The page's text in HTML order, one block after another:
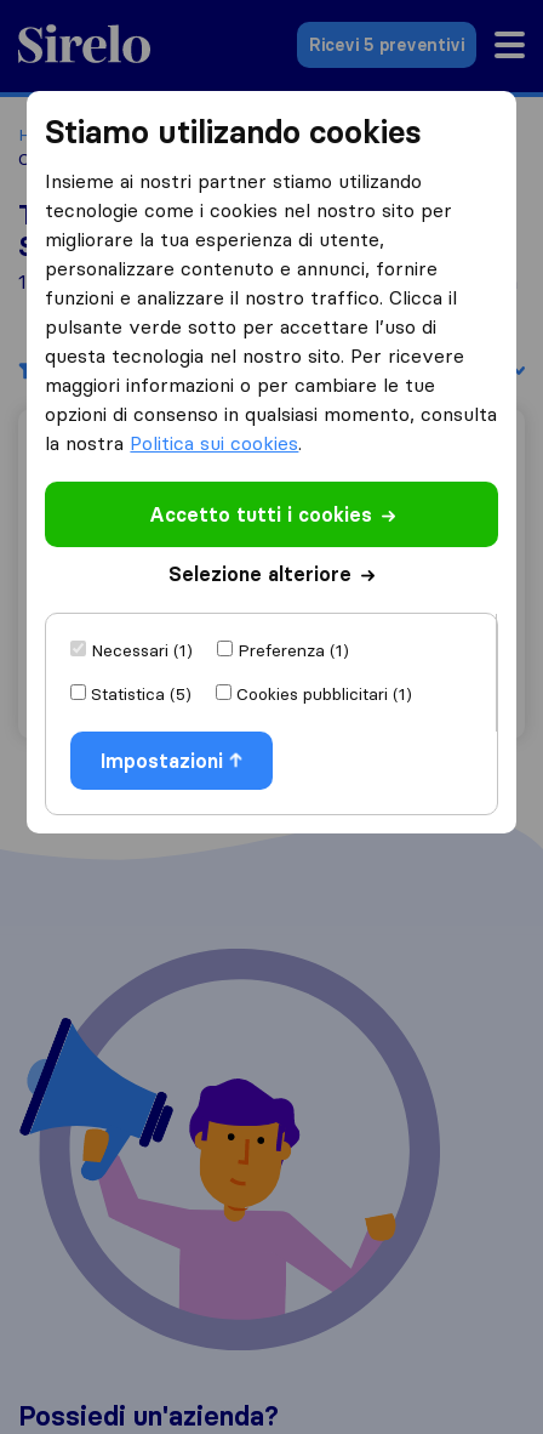
Sirelo.it
Ricevi 5 preventivi
Home
Le 10 migliori aziende di traslochi in Italia
Castellammare di Stabia
Top 10 traslocatori a Castellammare di
Stabia
1 aziende di traslochi trovate a Castellammare di Stabia
Filtri Filtra per:
Iennaco Traslochi
0
Castellammare di Stabia
Possiedi un'azienda?
Stiamo utilizando cookies
Insieme ai nostri partner stiamo utilizando
tecnologie come i cookies nel nostro sito per
migliorare la tua esperienza di utente,
personalizzare contenuto e annunci, fornire
funzioni e analizzare il nostro traffico. Clicca il
pulsante verde sotto per accettare l’uso di
questa tecnologia nel nostro sito. Per ricevere
maggiori informazioni o per cambiare le tue
opzioni di consenso in qualsiasi momento, consulta
la nostra Politica sui cookies.
Accetto tutti i cookies
Selezione alteriore
Necessari (1)
Preferenza (1)
Statistica (5)
Cookies pubblicitari (1)
Impostazioni